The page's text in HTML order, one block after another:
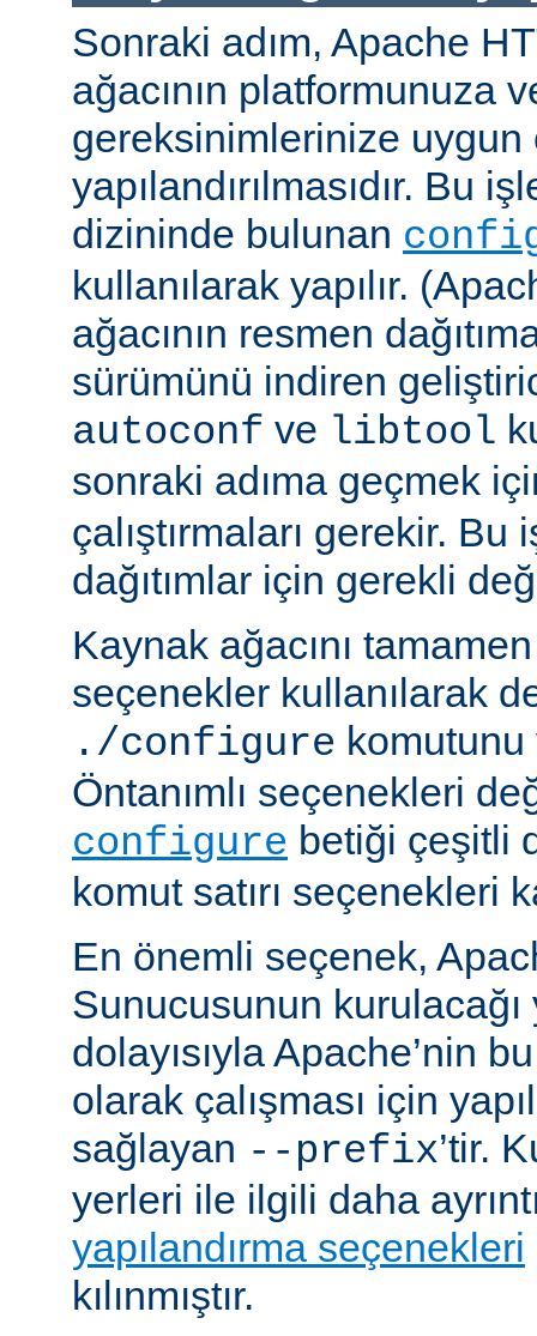
Sonraki adım, Apache
ağacının platformunuza
gereksinimlerinize uygun
yapılandırılmasıdır. Bu
dizininde bulunan
kullanılarak yapılır.
ağacının resmen
sürümünü indiren
autoconf ve libtool
sonraki adıma geçmek
çalıştırmaları gerekir. Bu
dağıtımlar için gerekli
Kaynak ağacını tamamen
seçenekler kullanılarak
./configure
Öntanımlı seçenekleri
configure betiği çeşitli
komut satırı seçenekleri
En önemli seçenek,
Sunucusunun
dolayısıyla Apache’nin
olarak çalışması için
sağlayan --prefix’tir.
yerleri ile ilgili daha
yapılandırma seçenekleri
kılınmıştır.